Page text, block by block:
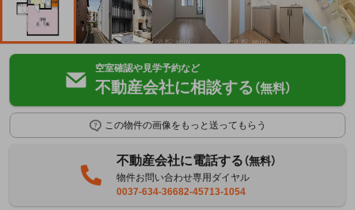
空室確認や見学予約など
不動産会社に相談する （無料）
この物件の画像をもっと送ってもらう
不動産会社に電話する（無料）
物件お問い合わせ専用ダイヤル
0037-634-36682-45713-1054